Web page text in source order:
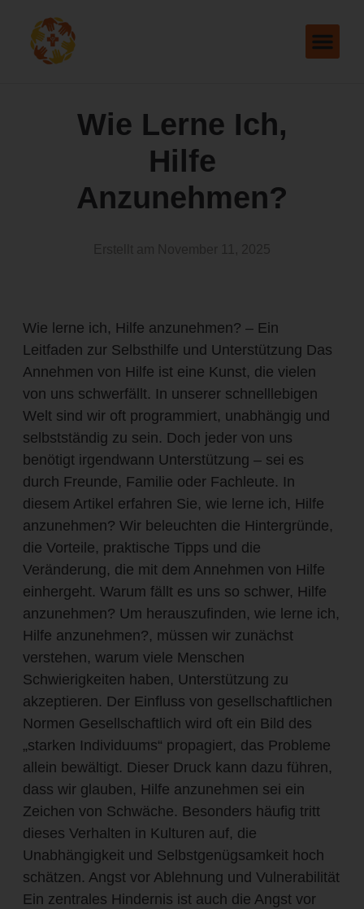
Wie Lerne Ich,
Hilfe
Anzunehmen?
Wie lerne ich, Hilfe anzunehmen? – Ein
Leitfaden zur Selbsthilfe und Unterstützung Das
Annehmen von Hilfe ist eine Kunst, die vielen
von uns schwerfällt. In unserer schnelllebigen
Welt sind wir oft programmiert, unabhängig und
selbstständig zu sein. Doch jeder von uns
benötigt irgendwann Unterstützung – sei es
durch Freunde, Familie oder Fachleute. In
diesem Artikel erfahren Sie, wie lerne ich, Hilfe
anzunehmen? Wir beleuchten die Hintergründe,
die Vorteile, praktische Tipps und die
Veränderung, die mit dem Annehmen von Hilfe
einhergeht. Warum fällt es uns so schwer, Hilfe
anzunehmen? Um herauszufinden, wie lerne ich,
Hilfe anzunehmen?, müssen wir zunächst
verstehen, warum viele Menschen
Schwierigkeiten haben, Unterstützung zu
akzeptieren. Der Einfluss von gesellschaftlichen
Normen Gesellschaftlich wird oft ein Bild des
„starken Individuums“ propagiert, das Probleme
allein bewältigt. Dieser Druck kann dazu führen,
dass wir glauben, Hilfe anzunehmen sei ein
Zeichen von Schwäche. Besonders häufig tritt
dieses Verhalten in Kulturen auf, die
Unabhängigkeit und Selbstgenügsamkeit hoch
schätzen. Angst vor Ablehnung und Vulnerabilität
Ein zentrales Hindernis ist auch die Angst vor